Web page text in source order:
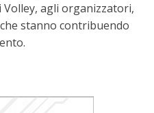
agli organizzatori,
stanno contribuendo